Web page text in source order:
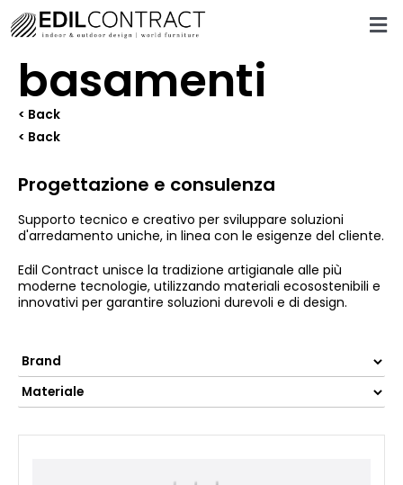
basamenti
< Back
< Back
Progettazione e consulenza
Supporto tecnico e creativo per sviluppare soluzioni
d'arredamento uniche, in linea con le esigenze del cliente.
Edil Contract unisce la tradizione artigianale alle più
moderne tecnologie, utilizzando materiali ecosostenibili e
innovativi per garantire soluzioni durevoli e di design.